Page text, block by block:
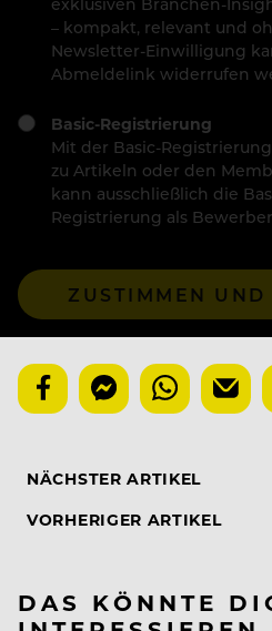
exklusiven Branchen-
– kompakt, relevant und
Newsletter-Einwilligung
Abmeldelink widerrufen
Basic-Registrierung
Mit der Basic-
zu Artikeln oder den
kann ausschließlich die
Registrierung als
ZUSTIMMEN UND
NÄCHSTER ARTIKEL
VORHERIGER ARTIKEL
DAS KÖNNTE